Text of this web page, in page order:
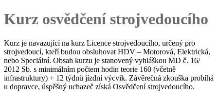
Kurz osvědčení strojvedoucího
Kurz je navazující na kurz Licence strojvedoucího, určený pro
strojvedoucí, kteří budou obsluhovat HDV – Motorová, Elektrická,
nebo Speciální. Obsah kurzu je stanovený vyhláškou MD č. 16/
2012 Sb. s minimálním počtem hodin teorie 160 (včetně
infrastruktury) + 12 týdnů jízdní výcvik. Závěrečná zkouška probíhá
u dopravce, úspěšný uchazeč získá Osvědčení strojvedoucího.